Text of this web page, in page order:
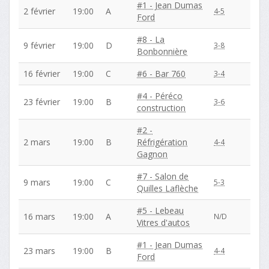
2 février 19:00 A
#1 - Jean Dumas
Ford
4-5
9 février 19:00 D
#8 - La
Bonbonnière
3-8
16 février 19:00 C #6 - Bar 760 3-4
23 février 19:00 B
#4 - Péréco
construction
3-6
2 mars 19:00 B
#2 -
Réfrigération
Gagnon
4-4
9 mars 19:00 C
#7 - Salon de
Quilles Laflèche
5-3
16 mars 19:00 A
#5 - Lebeau
Vitres d'autos
N/D
23 mars 19:00 B
#1 - Jean Dumas
Ford
4-4